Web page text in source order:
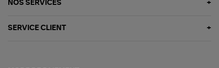
NOS SERVICES
SERVICE CLIENT